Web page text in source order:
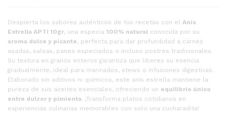
Despierta los sabores auténticos de tus recetas con el Anís
Estrella APTI 10gr, una especia 100% natural conocida por su
aroma dulce y picante, perfecta para dar profundidad a carnes
asadas, salsas, panes especiados o incluso postres tradicionales.
Su textura en granos enteros garantiza que liberes su esencia
gradualmente, ideal para marinados, stews o infusiones digestivas.
Elaborado sin aditivos ni químicos, este anís estrella mantiene la
pureza de sus aceites esenciales, ofreciendo un equilibrio único
entre dulzor y pimienta. ¡Transforma platos cotidianos en
experiencias culinarias memorables con solo una cucharadita!